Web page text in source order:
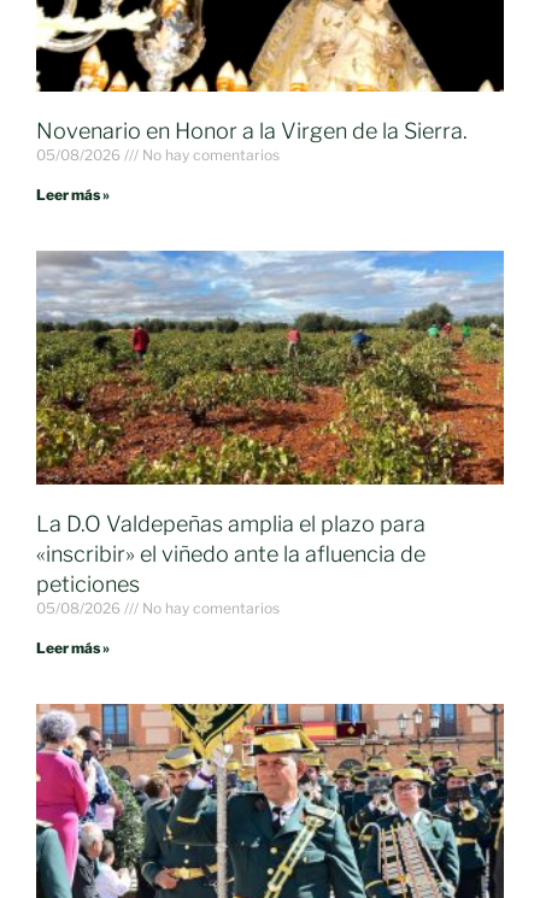
Novenario en Honor a la Virgen de la Sierra.
05/08/2026 No hay comentarios
Leer más »
La D.O Valdepeñas amplia el plazo para
«inscribir» el viñedo ante la afluencia de
peticiones
05/08/2026 No hay comentarios
Leer más »